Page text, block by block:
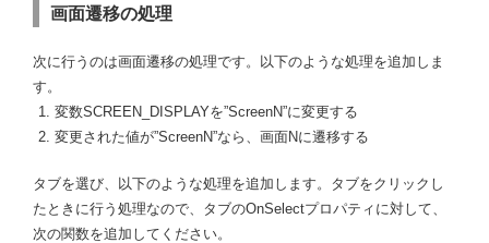
画面遷移の処理
次に行うのは画面遷移の処理です。以下のような処理を追加しま
す。
変数SCREEN_DISPLAYを”ScreenN”に変更する
変更された値が”ScreenN”なら、画面Nに遷移する
タブを選び、以下のような処理を追加します。タブをクリックし
たときに行う処理なので、タブのOnSelectプロパティに対して、
次の関数を追加してください。